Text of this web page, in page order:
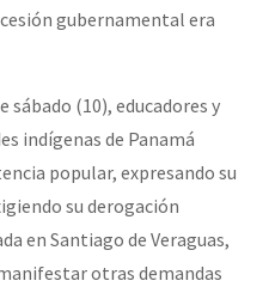
gubernamental era
sábado (10), educadores y
indígenas de Panamá
popular, expresando su
su derogación
en Santiago de Veraguas,
otras demandas